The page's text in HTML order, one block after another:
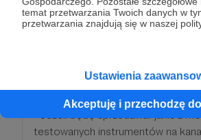
temat przetwarzania Twoich danych w
przetwarzania znajdują się w naszej
Ustawienia
Akceptuję i przechodzę
- Możesz mieć wpływ na treści na
- Jeżeli będę sprzedawał jakiś z
testowanych instrumentów na